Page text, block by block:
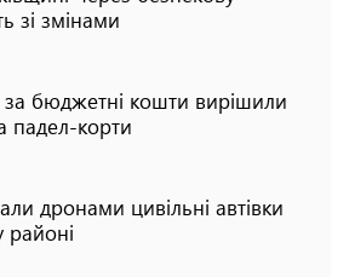
зі змінами
за бюджетні кошти вирішили
падел-корти
дронами цивільні автівки
районі